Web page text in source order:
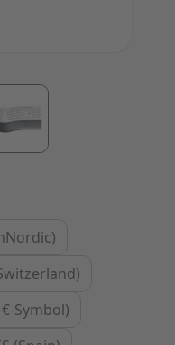
image
View larger image
€-Symbol)